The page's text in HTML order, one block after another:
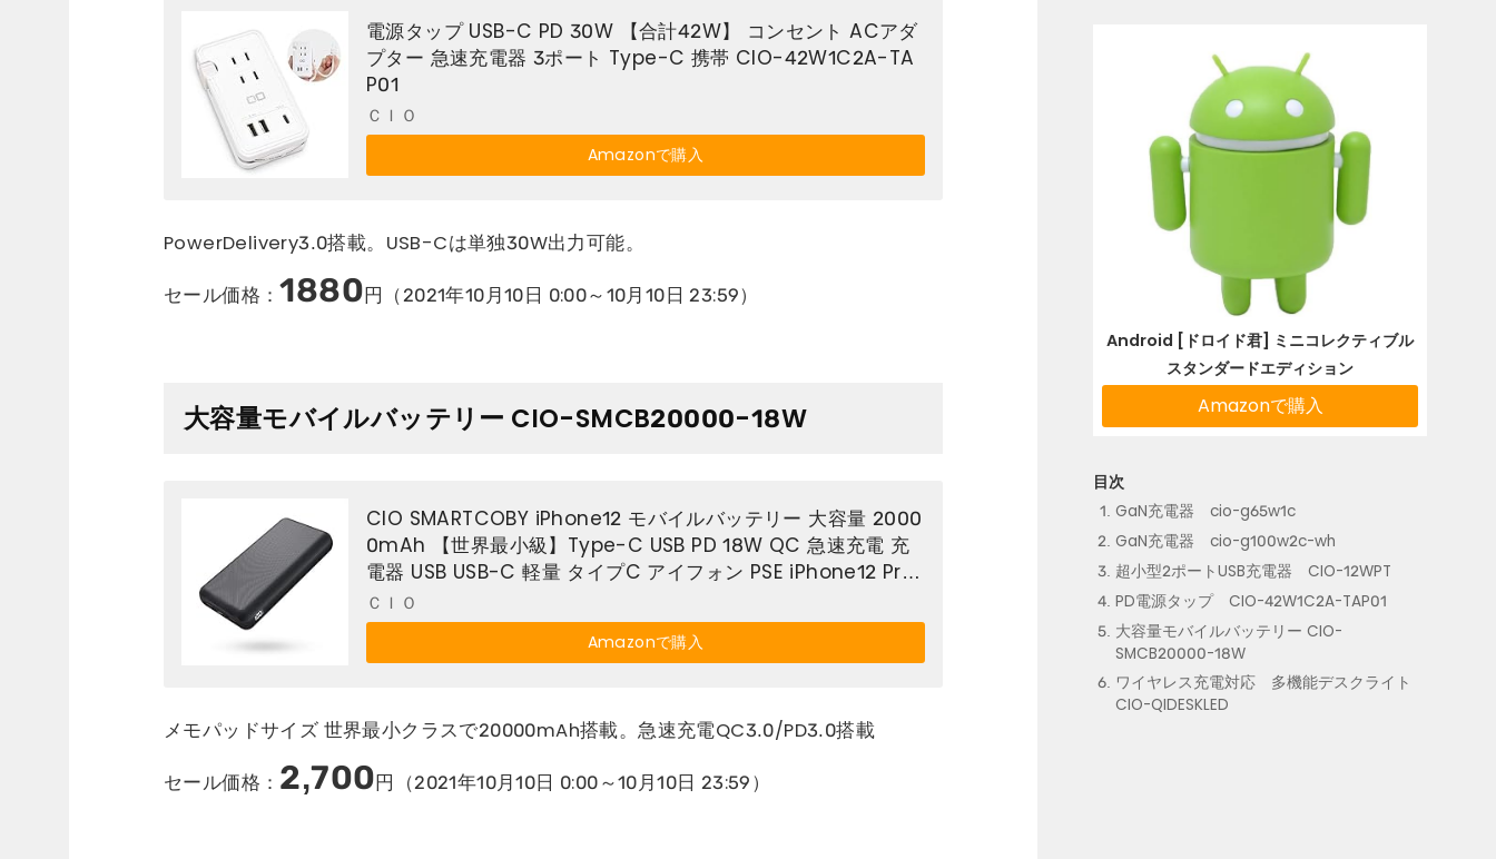
電源タップ USB-C PD 30W 【合計42W】 コンセント ACアダ
プター 急速充電器 3ポート Type-C 携帯 CIO-42W1C2A-TA
P01
ＣＩＯ
Amazonで購入
PowerDelivery3.0搭載。USB-Cは単独30W出力可能。
セール価格： 1880円（2021年10月10日 0:00～10月10日 23:59）
大容量モバイルバッテリー CIO-SMCB20000-18W
CIO SMARTCOBY iPhone12 モバイルバッテリー 大容量 2000
0mAh 【世界最小級】Type-C USB PD 18W QC 急速充電 充
電器 USB USB-C 軽量 タイプC アイフォン PSE iPhone12 Pro
max mini
ＣＩＯ
Amazonで購入
メモパッドサイズ 世界最小クラスで20000mAh搭載。急速充電QC3.0/PD3.0搭載
セール価格： 2,700円（2021年10月10日 0:00～10月10日 23:59）
GaN充電器 cio-g65w1c
GaN充電器 cio-g100w2c-wh
超小型2ポートUSB充電器 CIO-12WPT
PD電源タップ CIO-42W1C2A-TAP01
大容量モバイルバッテリー CIO-
SMCB20000-18W
ワイヤレス充電対応 多機能デスクライト
CIO-QIDESKLED
Android [ドロイド君] ミニコレクティブル
スタンダードエディション
Amazonで購入